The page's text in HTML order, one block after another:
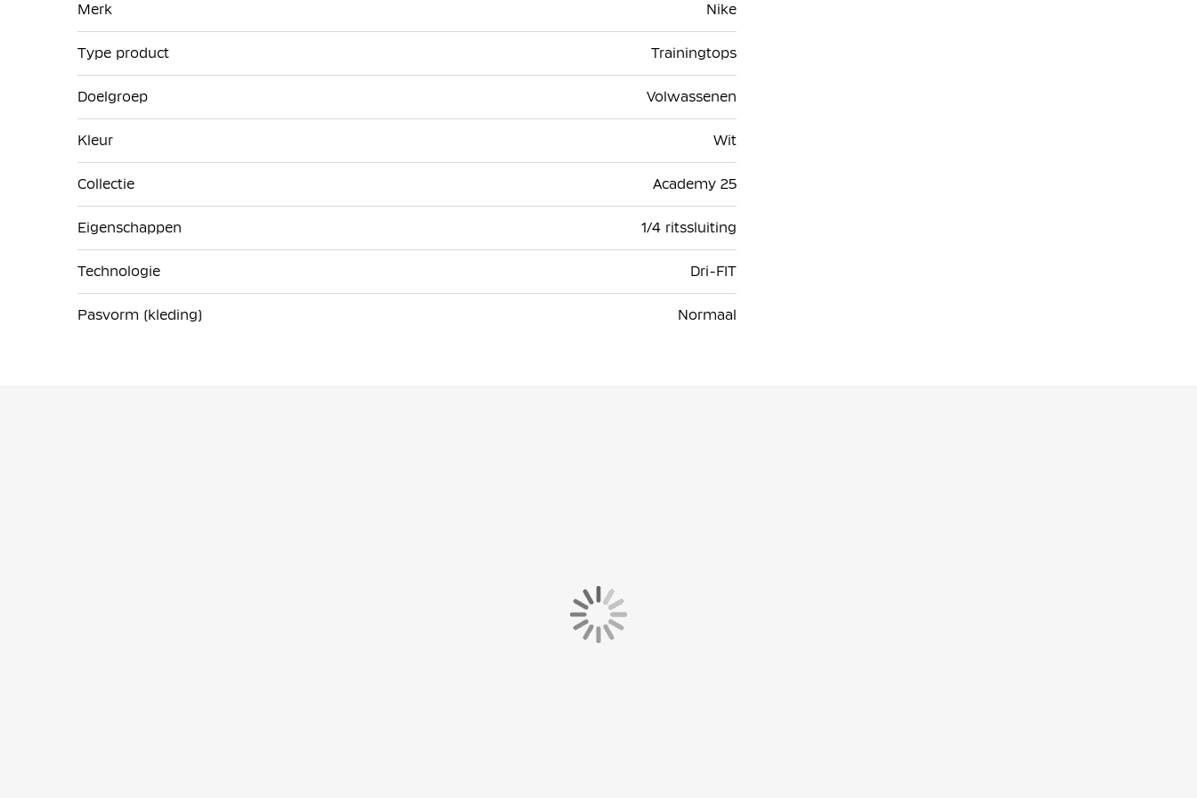
informatie
Merk Nike
Type product Trainingtops
Doelgroep Volwassenen
Kleur Wit
Collectie Academy 25
Eigenschappen 1/4 ritssluiting
Technologie Dri-FIT
Pasvorm (kleding) Normaal